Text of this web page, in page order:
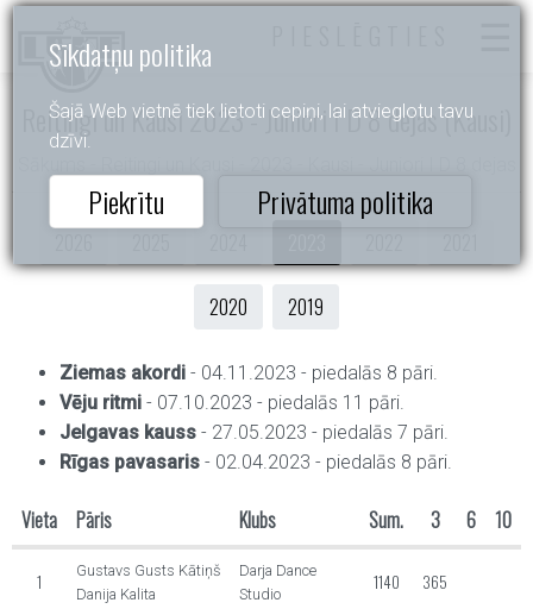
Sīkdatņu politika
Šajā Web vietnē tiek lietoti cepiņi, lai atvieglotu tavu
dzīvi.
Piekrītu Privātuma politika
Reitingi un Kausi 2023 - Juniori I D 8 dejas (Kausi)
2020 2019
Ziemas akordi - 04.11.2023 - piedalās 8 pāri.
Vēju ritmi - 07.10.2023 - piedalās 11 pāri.
Jelgavas kauss - 27.05.2023 - piedalās 7 pāri.
Rīgas pavasaris - 02.04.2023 - piedalās 8 pāri.
Vieta Pāris Klubs Sum. 3 6 10
1
Gustavs Gusts Kātiņš
Danija Kalita
Darja Dance
Studio
1140 365